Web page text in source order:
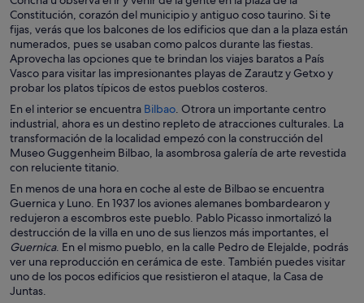
Constitución, corazón del municipio y antiguo coso taurino. Si te
fijas, verás que los balcones de los edificios que dan a la plaza están
numerados, pues se usaban como palcos durante las fiestas.
Aprovecha las opciones que te brindan los viajes baratos a País
Vasco para visitar las impresionantes playas de Zarautz y Getxo y
probar los platos típicos de estos pueblos costeros.
En el interior se encuentra BilbaoS
e
a
b
e
n
u
n
a
v
e
. Otrora un importante centro
industrial, ahora es un destino repleto de atracciones culturales. La
transformación de la localidad empezó con la construcción del
Museo Guggenheim Bilbao, la asombrosa galería de arte revestida
con reluciente titanio.
En menos de una hora en coche al este de Bilbao se encuentra
Guernica y Luno. En 1937 los aviones alemanes bombardearon y
redujeron a escombros este pueblo. Pablo Picasso inmortalizó la
destrucción de la villa en uno de sus lienzos más importantes, el
Guernica. En el mismo pueblo, en la calle Pedro de Elejalde, podrás
ver una reproducción en cerámica de este. También puedes visitar
uno de los pocos edificios que resistieron el ataque, la Casa de
Juntas.